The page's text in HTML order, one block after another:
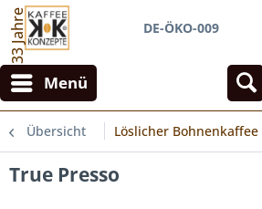
33 Jahre DE-ÖKO-009
Menü
Übersicht Löslicher Bohnenkaffee
True Presso